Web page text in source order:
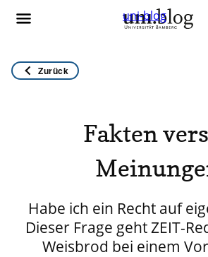
uni-blog
Zurück
Fakten
Habe ich ein Recht auf
Dieser Frage geht ZEIT-
Weisbrod bei einem